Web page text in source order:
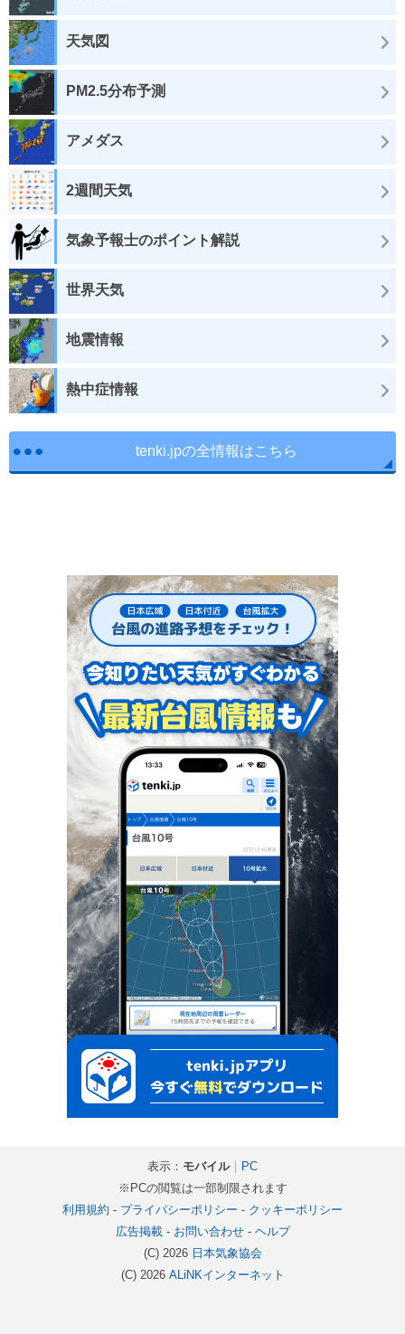
天気図
PM2.5分布予測
アメダス
2週間天気
気象予報士のポイント解説
世界天気
地震情報
熱中症情報
tenki.jpの全情報はこちら
表示： モバイル｜ PC
※PCの閲覧は一部制限されます
利用規約 - プライバシーポリシー - クッキーポリシー
広告掲載- お問い合わせ- ヘルプ
(C) 2026 日本気象協会
(C) 2026 ALiNKインターネット